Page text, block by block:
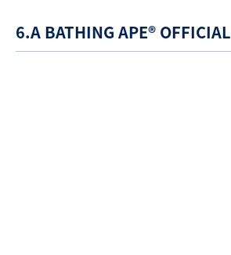
6.A BATHING APE® OFFICIAL